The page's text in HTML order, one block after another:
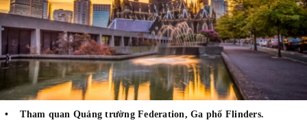
• Tham quan Quảng trường Federation, Ga phố Flinders.